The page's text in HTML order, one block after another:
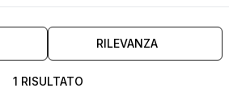
RILEVANZA
1 RISULTATO